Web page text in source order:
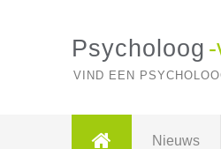
Psycholoog
VIND EEN
Nieuws